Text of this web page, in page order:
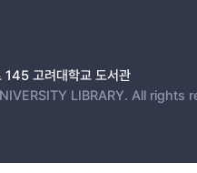
고려대학교 도서관
LIBRARY. All rights